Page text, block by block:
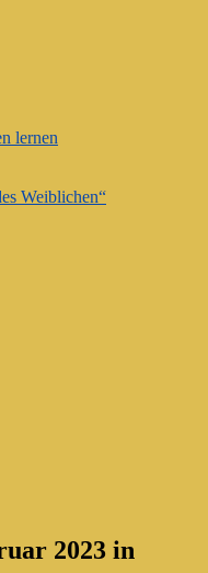
lernen
Weiblichen“
2023 in